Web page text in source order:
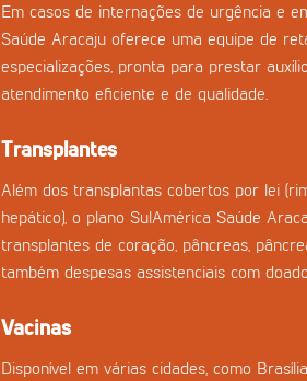
Em casos de internações de urgência e
Saúde Aracaju oferece uma equipe de
especializações, pronta para prestar
atendimento eficiente e de qualidade.
Transplantes
Além dos transplantas cobertos por lei
hepático), o plano SulAmérica Saúde
transplantes de coração, pâncreas,
também despesas assistenciais com
Vacinas
Disponível em várias cidades, como